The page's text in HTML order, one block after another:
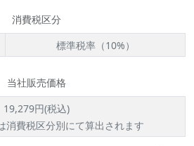
消費税区分
標準税率（10%）
当社販売価格
19,279円(税込)
消費税区分別にて算出されます